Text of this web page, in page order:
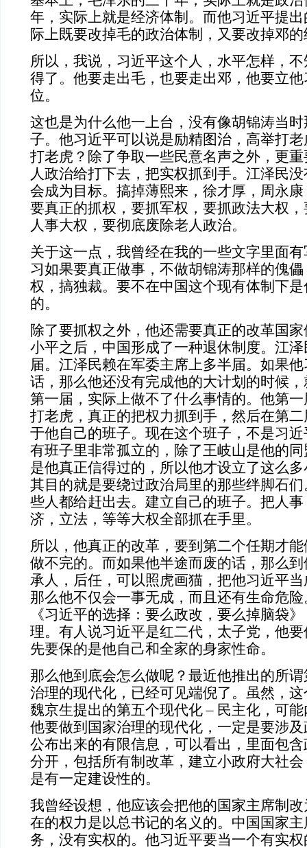
年，实际上就是经济体制。而他习近平提
际上既要改掉毛的政治体制，又要改掉邓
所以，我说，习近平这个人，水平怎样，
得了。他要走出毛，也要走出邓，他要立
位。
这也是为什么他一上台，没有像胡锦涛当
子。他习近平可以说是励精图治，高举打
打老虎？除了争取一些民意名声之外，更
人政治给打下去，把实权抓到手。江泽民
会成为目标。搞掉薄熙来，徐才厚，周永
要真正的抓权，要抓军权，要抓政法大权
人事大权，要彻底废除老人政治。
关于这一点，我曾经在我的一些文字里面
习如果要真正做事，不做胡锦涛那样的傀
权，搞独裁。要不在中国这个现有体制下
的。
除了要抓权之外，他还需要真正的改革国
小平之后，中国形成了一种退休制度。江
届。江泽民赖在军委主席上多半届。如果
话，那么他还没有完成他的大计划的时候
第一届，实际上做不了什么事情的。他第
打老虎，真正的把权力抓到手，然后在第
于他自己的班子。现在这个班子，不是习
有班子里非常孤立的，除了王岐山是他的
是他真正信得过的，所以他才设立了这么
其目的就是要绕过政治局里的那些绊脚石
些人都给赶出去。建立自己的班子。把人
济，立法，等等大权全部抓在手里。
所以，他真正的改革，要到第二个任期才
做不完的。而如果他半途而废的话，那么
承人，后任，可以照虎画猫，把他习近平
那么他不仅会一事无成，而且还有生命危
《习近平的选择：要么政改，要么掉脑袋
理。有人说习近平是红二代，太子党，他
先要保的是他自己和全家的身家性命。
那么他到底会怎么做呢？最近他推出的所
治理的现代化，已经可见端倪了。虽然，
魏京生提出的第五个现代化 – 民主化，可
他要做到国家治理的现代化，一定是要涉
公布出来的有限信息，可以看出，里面包
分开，包括所有制改革，建立小政府大社
是有一定建设性的。
我曾经设想，他应该会把他的国家主席制
在的权力是以总书记的名义的。中国国家
务，没有实权的。他习近平要当一个有实